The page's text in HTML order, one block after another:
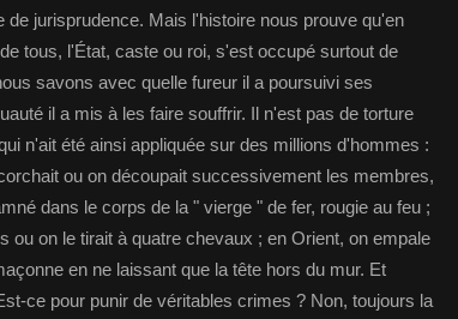
de jurisprudence. Mais l'histoire nous prouve qu'en
tous, l'État, caste ou roi, s'est occupé surtout de
savons avec quelle fureur il a poursuivi ses
il a mis à les faire souffrir. Il n'est pas de torture
n'ait été ainsi appliquée sur des millions d'hommes :
ou on découpait successivement les membres,
dans le corps de la " vierge " de fer, rougie au feu ;
ou on le tirait à quatre chevaux ; en Orient, on empale
en ne laissant que la tête hors du mur. Et
ce pour punir de véritables crimes ? Non, toujours la